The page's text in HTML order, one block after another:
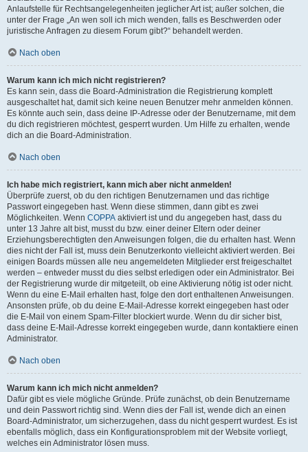
Anlaufstelle für Rechtsangelegenheiten jeglicher Art ist; außer solchen, die
unter der Frage „An wen soll ich mich wenden, falls es Beschwerden oder
juristische Anfragen zu diesem Forum gibt?“ behandelt werden.
Nach oben
Warum kann ich mich nicht registrieren?
Es kann sein, dass die Board-Administration die Registrierung komplett
ausgeschaltet hat, damit sich keine neuen Benutzer mehr anmelden können.
Es könnte auch sein, dass deine IP-Adresse oder der Benutzername, mit dem
du dich registrieren möchtest, gesperrt wurden. Um Hilfe zu erhalten, wende
dich an die Board-Administration.
Nach oben
Ich habe mich registriert, kann mich aber nicht anmelden!
Überprüfe zuerst, ob du den richtigen Benutzernamen und das richtige
Passwort eingegeben hast. Wenn diese stimmen, dann gibt es zwei
Möglichkeiten. Wenn COPPA aktiviert ist und du angegeben hast, dass du
unter 13 Jahre alt bist, musst du bzw. einer deiner Eltern oder deiner
Erziehungsberechtigten den Anweisungen folgen, die du erhalten hast. Wenn
dies nicht der Fall ist, muss dein Benutzerkonto vielleicht aktiviert werden. Bei
einigen Boards müssen alle neu angemeldeten Mitglieder erst freigeschaltet
werden – entweder musst du dies selbst erledigen oder ein Administrator. Bei
der Registrierung wurde dir mitgeteilt, ob eine Aktivierung nötig ist oder nicht.
Wenn du eine E-Mail erhalten hast, folge den dort enthaltenen Anweisungen.
Ansonsten prüfe, ob du deine E-Mail-Adresse korrekt eingegeben hast oder
die E-Mail von einem Spam-Filter blockiert wurde. Wenn du dir sicher bist,
dass deine E-Mail-Adresse korrekt eingegeben wurde, dann kontaktiere einen
Administrator.
Nach oben
Warum kann ich mich nicht anmelden?
Dafür gibt es viele mögliche Gründe. Prüfe zunächst, ob dein Benutzername
und dein Passwort richtig sind. Wenn dies der Fall ist, wende dich an einen
Board-Administrator, um sicherzugehen, dass du nicht gesperrt wurdest. Es ist
ebenfalls möglich, dass ein Konfigurationsproblem mit der Website vorliegt,
welches ein Administrator lösen muss.